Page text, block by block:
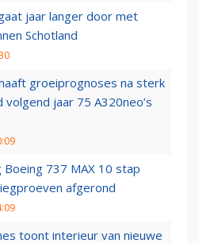
jaar langer door met
Schotland
groeiprognoses na sterk
volgend jaar 75 A320neo’s
737 MAX 10 stap
afgerond
toont interieur van nieuwe